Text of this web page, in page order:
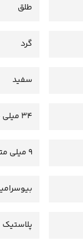
طلق
گرد
سفید
34 میلی متر
9 میلی متر
پلاستیک